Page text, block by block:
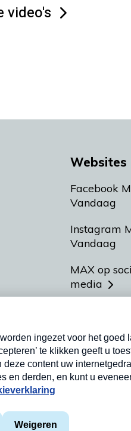
video's
Websites
Facebook
Vandaag
Instagram
Vandaag
MAX op
media
Meldpunt
Heel